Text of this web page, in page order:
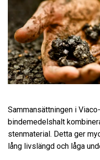
Sammansättningen i
bindemedelshalt
stenmaterial. Detta ger
lång livslängd och låga